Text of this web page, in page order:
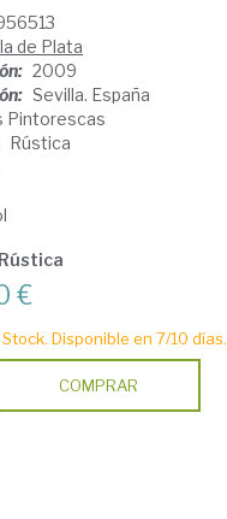
de Plata
2009
Sevilla. España
Pintorescas
Rústica
€
Stock. Disponible en 7/10 días.
COMPRAR